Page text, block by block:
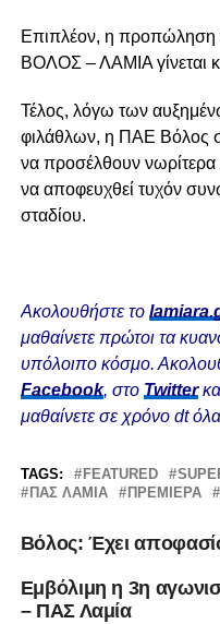
Επιπλέον, η προπώληση
ΒΟΛΟΣ – ΛΑΜΙΑ γίνεται
Τέλος, λόγω των
φιλάθλων, η ΠΑΕ Βόλος
να προσέλθουν
να αποφευχθεί τυχόν
σταδίου.
Ακολουθήστε το
μαθαίνετε πρώτοι τα
υπόλοιπο κόσμο.
Facebook, στο Twitter
μαθαίνετε σε χρόνο dt
TAGS: FEATURED
ΠΑΣ ΛΑΜΙΑ
ΠΡΕΜΙΕΡΑ
Βόλος: Έχει
Εμβόλιμη η 3η
– ΠΑΣ Λαμία